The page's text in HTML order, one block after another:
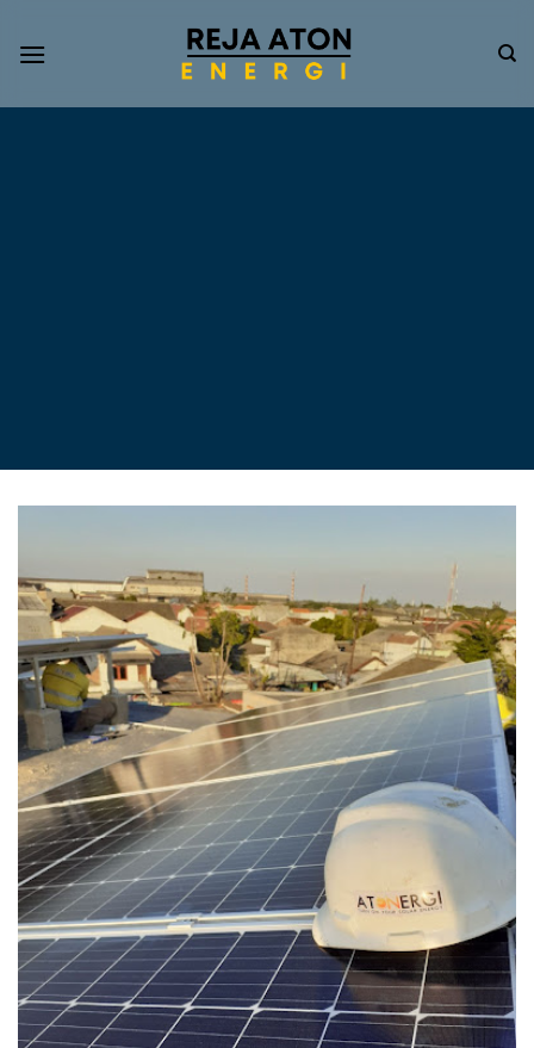
Informasi